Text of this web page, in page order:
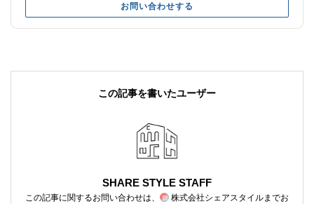
お問い合わせする
この記事を書いたユーザー
SHARE STYLE STAFF
この記事に関するお問い合わせは、 株式会社シェアスタイルまでお